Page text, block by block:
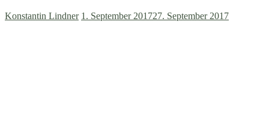
Konstantin Lindner 1. September 201727. September 2017